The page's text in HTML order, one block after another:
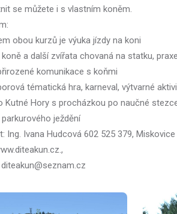
se můžete i s vlastním koněm.
obou kurzů je výuka jízdy na koni
a další zvířata chovaná na statku,
komunikace s koňmi
tématická hra, karneval, výtvarné
Kutné Hory s procházkou po naučné
ježdění
Ing. Ivana Hudcová 602 525 379,